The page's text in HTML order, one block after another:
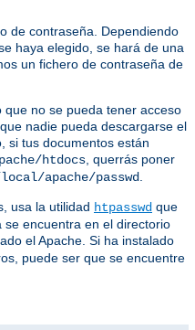
de contraseña. Dependiendo
haya elegido, se hará de una
un fichero de contraseña de
no se pueda tener acceso
nadie pueda descargarse el
si tus documentos están
htdocs , querrás poner
apache/passwd
usa la utilidad htpasswd que
se encuentra en el directorio
el Apache. Si ha instalado
puede ser que se encuentre